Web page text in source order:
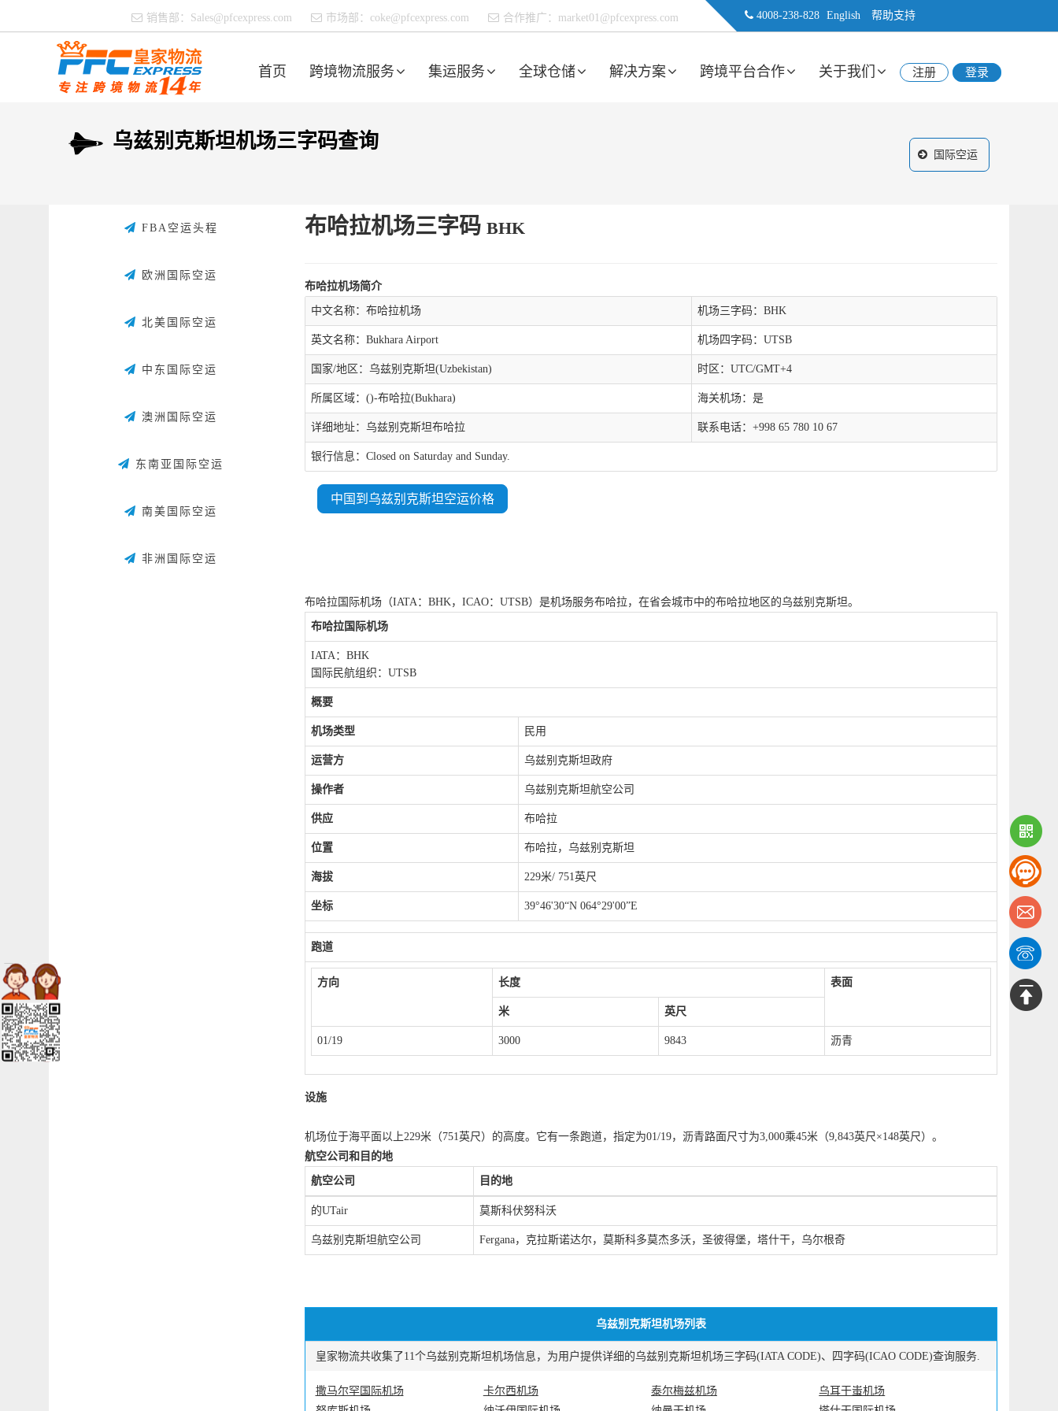
4008-238-828 English 帮助支持
销售部： Sales@pfcexpress.com 市场部： coke@pfcexpress.com 合作推广： market01@pfcexpress.com
首页 跨境物流服务 集运服务 全球仓储 解决方案 跨境平台合作 关于我们 注册 登录
乌兹别克斯坦机场三字码查询
国际空运
布哈拉机场三字码 BHK
布哈拉机场简介
中文名称：布哈拉机场 机场三字码：BHK
英文名称：Bukhara Airport 机场四字码：UTSB
国家/地区：乌兹别克斯坦(Uzbekistan) 时区：UTC/GMT+4
所属区域：()-布哈拉(Bukhara) 海关机场：是
详细地址：乌兹别克斯坦布哈拉 联系电话：+998 65 780 10 67
银行信息：Closed on Saturday and Sunday.
中国到乌兹别克斯坦空运价格
布哈拉国际机场（IATA：BHK，ICAO：UTSB）是机场服务布哈拉，在省会城市中的布哈拉地区的乌兹别克斯坦。
布哈拉国际机场
IATA：BHK
国际民航组织：UTSB
概要
机场类型 民用
运营方 乌兹别克斯坦政府
操作者 乌兹别克斯坦航空公司
供应 布哈拉
位置 布哈拉，乌兹别克斯坦
海拔 229米/ 751英尺
坐标 39°46'30“N 064°29'00”E
跑道
方向 长度 表面
米 英尺
01/19 3000 9843 沥青
设施
机场位于海平面以上229米（751英尺）的高度。它有一条跑道，指定为01/19，沥青路面尺寸为3,000乘45米（9,843英尺×148英尺）。
航空公司和目的地
航空公司 目的地
的UTair 莫斯科伏努科沃
乌兹别克斯坦航空公司 Fergana，克拉斯诺达尔，莫斯科多莫杰多沃，圣彼得堡，塔什干，乌尔根奇
乌兹别克斯坦机场列表
皇家物流共收集了11个乌兹别克斯坦机场信息，为用户提供详细的乌兹别克斯坦机场三字码(IATA CODE)、四字码(ICAO CODE)查询服务.
撒马尔罕国际机场 卡尔西机场 泰尔梅兹机场
乌耳干蚩机场
FBA空运头程
欧洲国际空运
北美国际空运
中东国际空运
澳洲国际空运
东南亚国际空运
南美国际空运
非洲国际空运